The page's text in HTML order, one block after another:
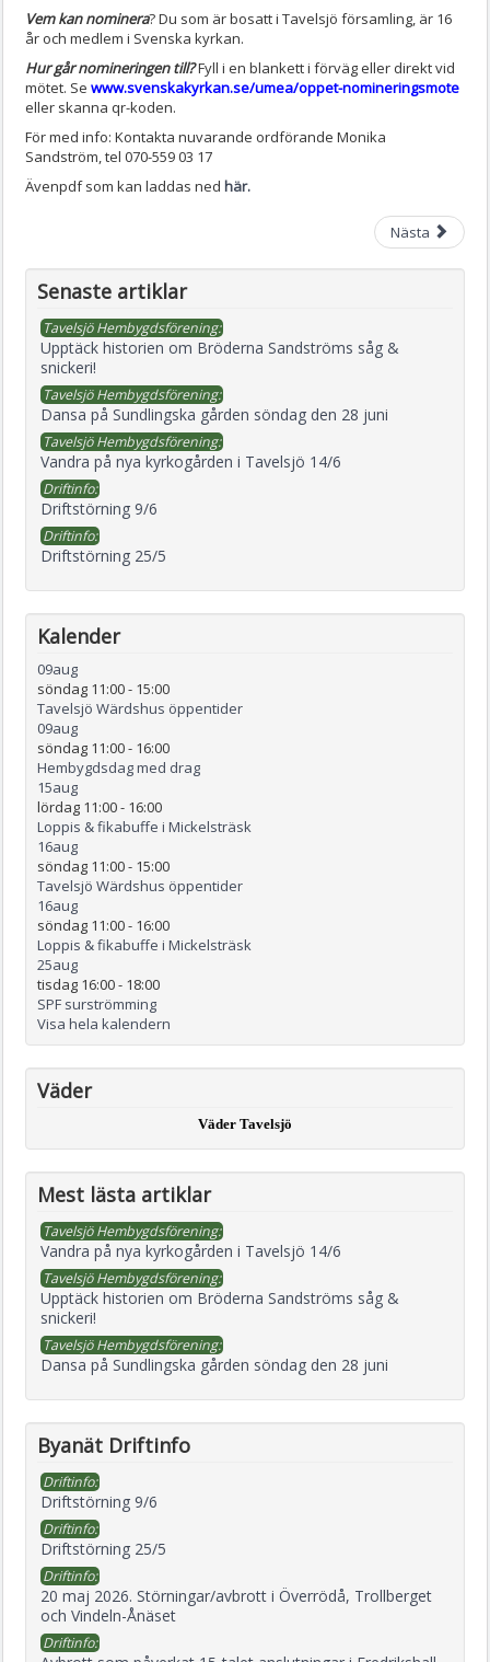
Vem kan nominera? Du som är bosatt i Tavelsjö församling, är 16
år och medlem i Svenska kyrkan.
Hur går nomineringen till?Fyll i en blankett i förväg eller direkt vid
mötet. Se www.svenskakyrkan.se/umea/oppet-nomineringsmote
eller skanna qr-koden.
För med info: Kontakta nuvarande ordförande Monika
Sandström, tel 070-559 03 17
Ävenpdf som kan laddas ned här.
Nästa
Senaste artiklar
Tavelsjö Hembygdsförening:
Upptäck historien om Bröderna Sandströms såg &
snickeri!
Tavelsjö Hembygdsförening:
Dansa på Sundlingska gården söndag den 28 juni
Tavelsjö Hembygdsförening:
Vandra på nya kyrkogården i Tavelsjö 14/6
Driftinfo:
Driftstörning 9/6
Driftinfo:
Driftstörning 25/5
Kalender
09aug
söndag 11:00- 15:00
Tavelsjö Wärdshus öppentider
09aug
söndag 11:00- 16:00
Hembygdsdag med drag
15aug
lördag 11:00- 16:00
Loppis & fikabuffe i Mickelsträsk
16aug
söndag 11:00- 15:00
Tavelsjö Wärdshus öppentider
16aug
söndag 11:00- 16:00
Loppis & fikabuffe i Mickelsträsk
25aug
tisdag 16:00- 18:00
SPF surströmming
Visa hela kalendern
Väder
Väder Tavelsjö
Mest lästa artiklar
Tavelsjö Hembygdsförening:
Vandra på nya kyrkogården i Tavelsjö 14/6
Tavelsjö Hembygdsförening:
Upptäck historien om Bröderna Sandströms såg &
snickeri!
Tavelsjö Hembygdsförening:
Dansa på Sundlingska gården söndag den 28 juni
Byanät Driftinfo
Driftinfo:
Driftstörning 9/6
Driftinfo:
Driftstörning 25/5
Driftinfo:
20 maj 2026. Störningar/avbrott i Överrödå, Trollberget
och Vindeln-Ånäset
Driftinfo: